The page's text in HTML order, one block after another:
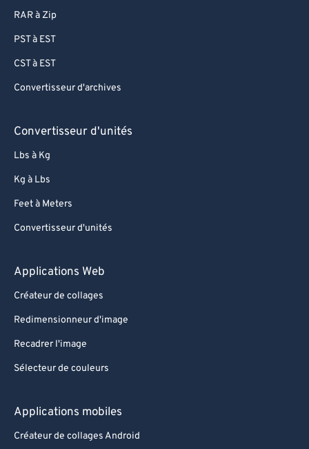
RAR à Zip
PST à EST
CST à EST
Convertisseur d'archives
Convertisseur d'unités
Lbs à Kg
Kg à Lbs
Feet à Meters
Convertisseur d'unités
Applications Web
Créateur de collages
Redimensionneur d'image
Recadrer l'image
Sélecteur de couleurs
Applications mobiles
Créateur de collages Android